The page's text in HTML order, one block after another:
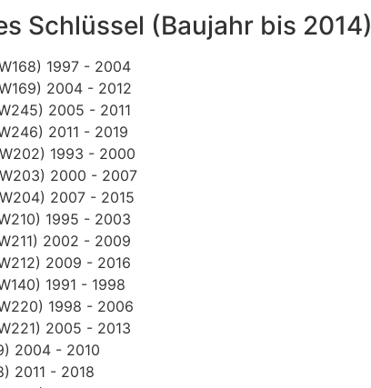
Schlüssel (Baujahr bis 2014)
1997 - 2004
2004 - 2012
2005 - 2011
2011 - 2019
1993 - 2000
2000 - 2007
2007 - 2015
1995 - 2003
2002 - 2009
2009 - 2016
1991 - 1998
1998 - 2006
2005 - 2013
2004 - 2010
2011 - 2018